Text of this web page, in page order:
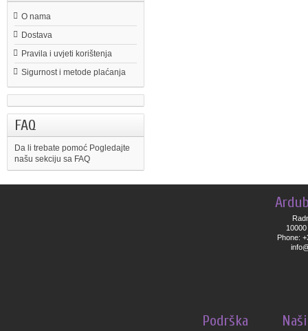
O nama
Dostava
Pravila i uvjeti korištenja
Sigurnost i metode plaćanja
FAQ
Da li trebate pomoć Pogledajte
našu sekciju sa FAQ
Phone:
Podrška